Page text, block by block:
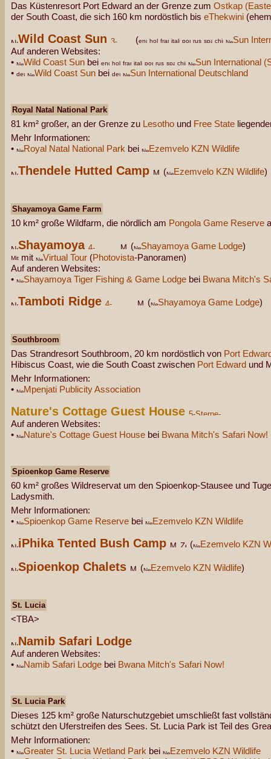
Das Küstenresort Port Edward an der Grenze zum Ostkap
der South Coast, die sich 160 km nordöstlich bis eThekwini
Wild Coast Sun (
Sun
Auf anderen Websites:
•
Wild Coast Sun bei
Sun International
•
Wild Coast Sun bei Sun International Deutschland
Royal Natal National Park
81 km² großer, an der Grenze zu Lesotho und Free State
Mehr Informationen:
•
Royal Natal National Park bei Ezemvelo KZN Wildlife
Thendele Hutted Camp ( Ezemvelo KZN Wildlife)
Shayamoya Game Farm
10 km² große Wildfarm, die nördlich am Pongola Game Reserve
Shayamoya ( Shayamoya Game Lodge)
mit
Virtual Tour (Photovista-Panoramen)
Auf anderen Websites:
•
Shayamoya Tiger Fishing & Game Lodge bei Bwana Mitch's
Tamboti Ridge ( Shayamoya Game Lodge)
Southbroom
Das Strandresort Southbroom, 20 km nordöstlich von Port
Hibiscus Coast, wie die South Coast zwischen Port Edward und
Mehr Informationen:
•
Mpenjati Publicity Association
Nature's Cottage Guest House
Auf anderen Websites:
•
Nature's Cottage Guest House bei Bwana Mitch's Safari Now!
Spioenkop Game Reserve
60 km² großes Wildreservat um den Spioenkop-Stausee und
Ladysmith.
Mehr Informationen:
•
Spioenkop Game Reserve bei Ezemvelo KZN Wildlife
iPhika Tented Bush Camp ( Ezemvelo KZN
Spioenkop Chalets ( Ezemvelo KZN Wildlife)
St. Lucia
<TBA>
Namib Safari Lodge
Auf anderen Websites:
•
Namib Safari Lodge bei Bwana Mitch's Safari Now!
St. Lucia Park
Dieses 125 km² große Naturschutzgebiet umschließt fast
schützt den Uferstreifen des Sees. St. Lucia Park ist Teil des
Mehr Informationen:
•
Greater St. Lucia Wetland Park bei
Ezemvelo KZN Wildlife